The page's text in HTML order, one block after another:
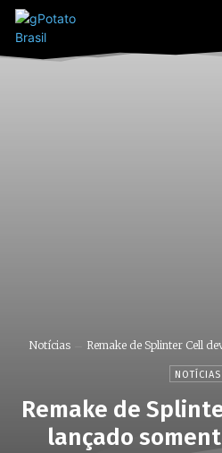
Notícias Remake de Splinter Cell
NOTÍCIAS
Remake de
lançado